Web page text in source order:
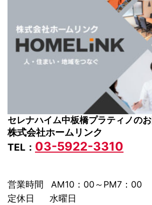
セレナハイム中板橋プラティノの
株式会社ホームリンク
TEL： 03-5922-3310
営業時間 AM10：00～PM7：00
定休日 水曜日